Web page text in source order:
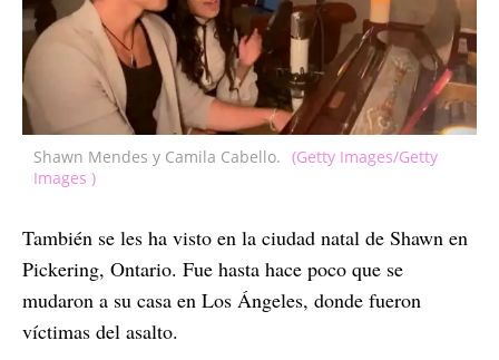
Shawn Mendes y Camila Cabello. (Getty Images/Getty
Images )
También se les ha visto en la ciudad natal de Shawn en
Pickering, Ontario. Fue hasta hace poco que se
mudaron a su casa en Los Ángeles, donde fueron
víctimas del asalto.